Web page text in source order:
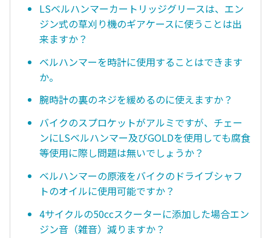
LSベルハンマーカートリッジグリースは、エン
ジン式の草刈り機のギアケースに使うことは出
来ますか？
ベルハンマーを時計に使用することはできます
か。
腕時計の裏のネジを緩めるのに使えますか？
バイクのスプロケットがアルミですが、チェー
ンにLSベルハンマー及びGOLDを使用しても腐食
等使用に際し問題は無いでしょうか？
ベルハンマーの原液をバイクのドライブシャフ
トのオイルに使用可能ですか？
4サイクルの50ccスクーターに添加した場合エン
ジン音（雑音）減りますか？